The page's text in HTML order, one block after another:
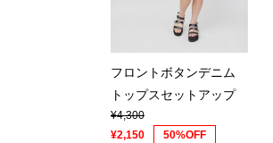
フロントボタンデニム
トップスセットアップ
¥4,300
¥2,150
50%OFF